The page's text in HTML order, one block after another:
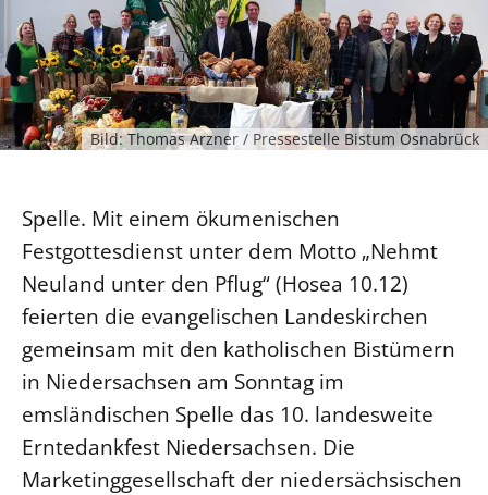
Bild: Thomas Arzner / Pressestelle Bistum Osnabrück
Spelle. Mit einem ökumenischen
Festgottesdienst unter dem Motto „Nehmt
Neuland unter den Pflug“ (Hosea 10.12)
feierten die evangelischen Landeskirchen
gemeinsam mit den katholischen Bistümern
in Niedersachsen am Sonntag im
emsländischen Spelle das 10. landesweite
Erntedankfest Niedersachsen. Die
Marketinggesellschaft der niedersächsischen
Kirche und Finanzen
Personalausschuss
LANDESKIRCHENAMT
Abteilungen des Landeskirchenamts
Rechnungsprüfungsamt
Fachstelle Sexualisierte Gewalt
Beschwerdestellen
Kirchenämter
Gleichstellung
Datenschutz
Geschäftsstelle Landessynode
Evangelische Kirche
Lutherische Kirche
Glaubensbekenntnis
Positionen
Gegen Gewalt
KLIMASCHUTZ
Nachhaltigkeit
Erneuerbare Energien
Naturschutz
Gebäude
Impressum
Datenschutz
Kontakt
Barrierefreiheit
Service für Gemeinden
Suche